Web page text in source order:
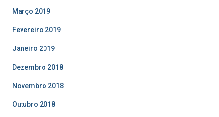
Março 2019
Fevereiro 2019
Janeiro 2019
Dezembro 2018
Novembro 2018
Outubro 2018